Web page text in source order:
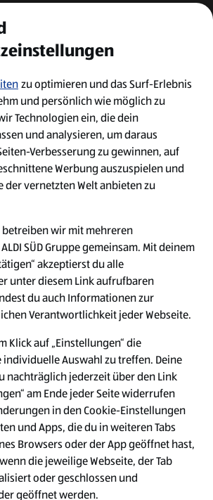
Job Benachrichtigung
Bewerberkonto
Leichte Sprache
Kontakt
W
i
r
d
a
u
f
W
i
r
d
a
u
f
W
i
r
d
a
Datenschutz
zu optimieren und das Surf-Erlebnis
und persönlich wie möglich zu
Technologien ein, die dein
und analysieren, um daraus
Verbesserung zu gewinnen, auf
Werbung auszuspielen und
der vernetzten Welt anbieten zu
betreiben wir mit mehreren
SÜD Gruppe gemeinsam. Mit deinem
akzeptierst du alle
unter diesem Link aufrufbaren
du auch Informationen zur
Verantwortlichkeit jeder Webseite.
Klick auf „Einstellungen“ die
Auswahl zu treffen. Deine
nachträglich jederzeit über den Link
am Ende jeder Seite widerrufen
in den Cookie-Einstellungen
und Apps, die du in weiteren Tabs
Browsers oder der App geöffnet hast,
die jeweilige Webseite, der Tab
oder geschlossen und
geöffnet werden.